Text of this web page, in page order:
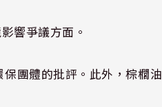
響爭議方面。
團體的批評。此外，棕櫚油